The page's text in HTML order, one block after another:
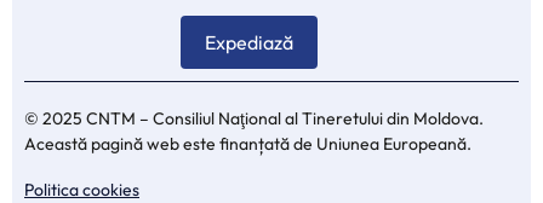
© 2025 CNTM – Consiliul Naţional al Tineretului din Moldova.
Această pagină web este finanțată de Uniunea Europeană.
Politica cookies